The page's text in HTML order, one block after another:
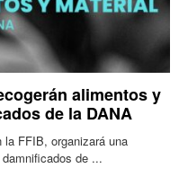
alimentos y
de la DANA
la FFIB, organizará una
de ...